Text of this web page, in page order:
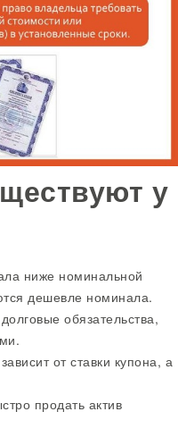
у
ниже номинальной
дешевле номинала.
обязательства,
от ставки купона, а
продать актив